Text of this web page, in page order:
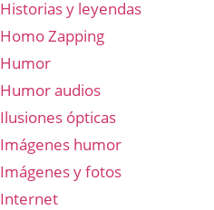
Historias y leyendas
Homo Zapping
Humor
Humor audios
Ilusiones ópticas
Imágenes humor
Imágenes y fotos
Internet